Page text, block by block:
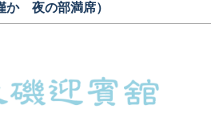
か 夜の部満席）